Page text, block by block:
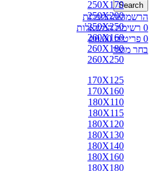
Search
הרשמה/התחברות
0 רשימת המשאלות
0 פריטים ₪0.00
בחר מוצר
250X170
250X200
250X250
260X160
260X180
260X250
170X125
170X160
180X110
180X115
180X120
180X130
180X140
180X160
180X180